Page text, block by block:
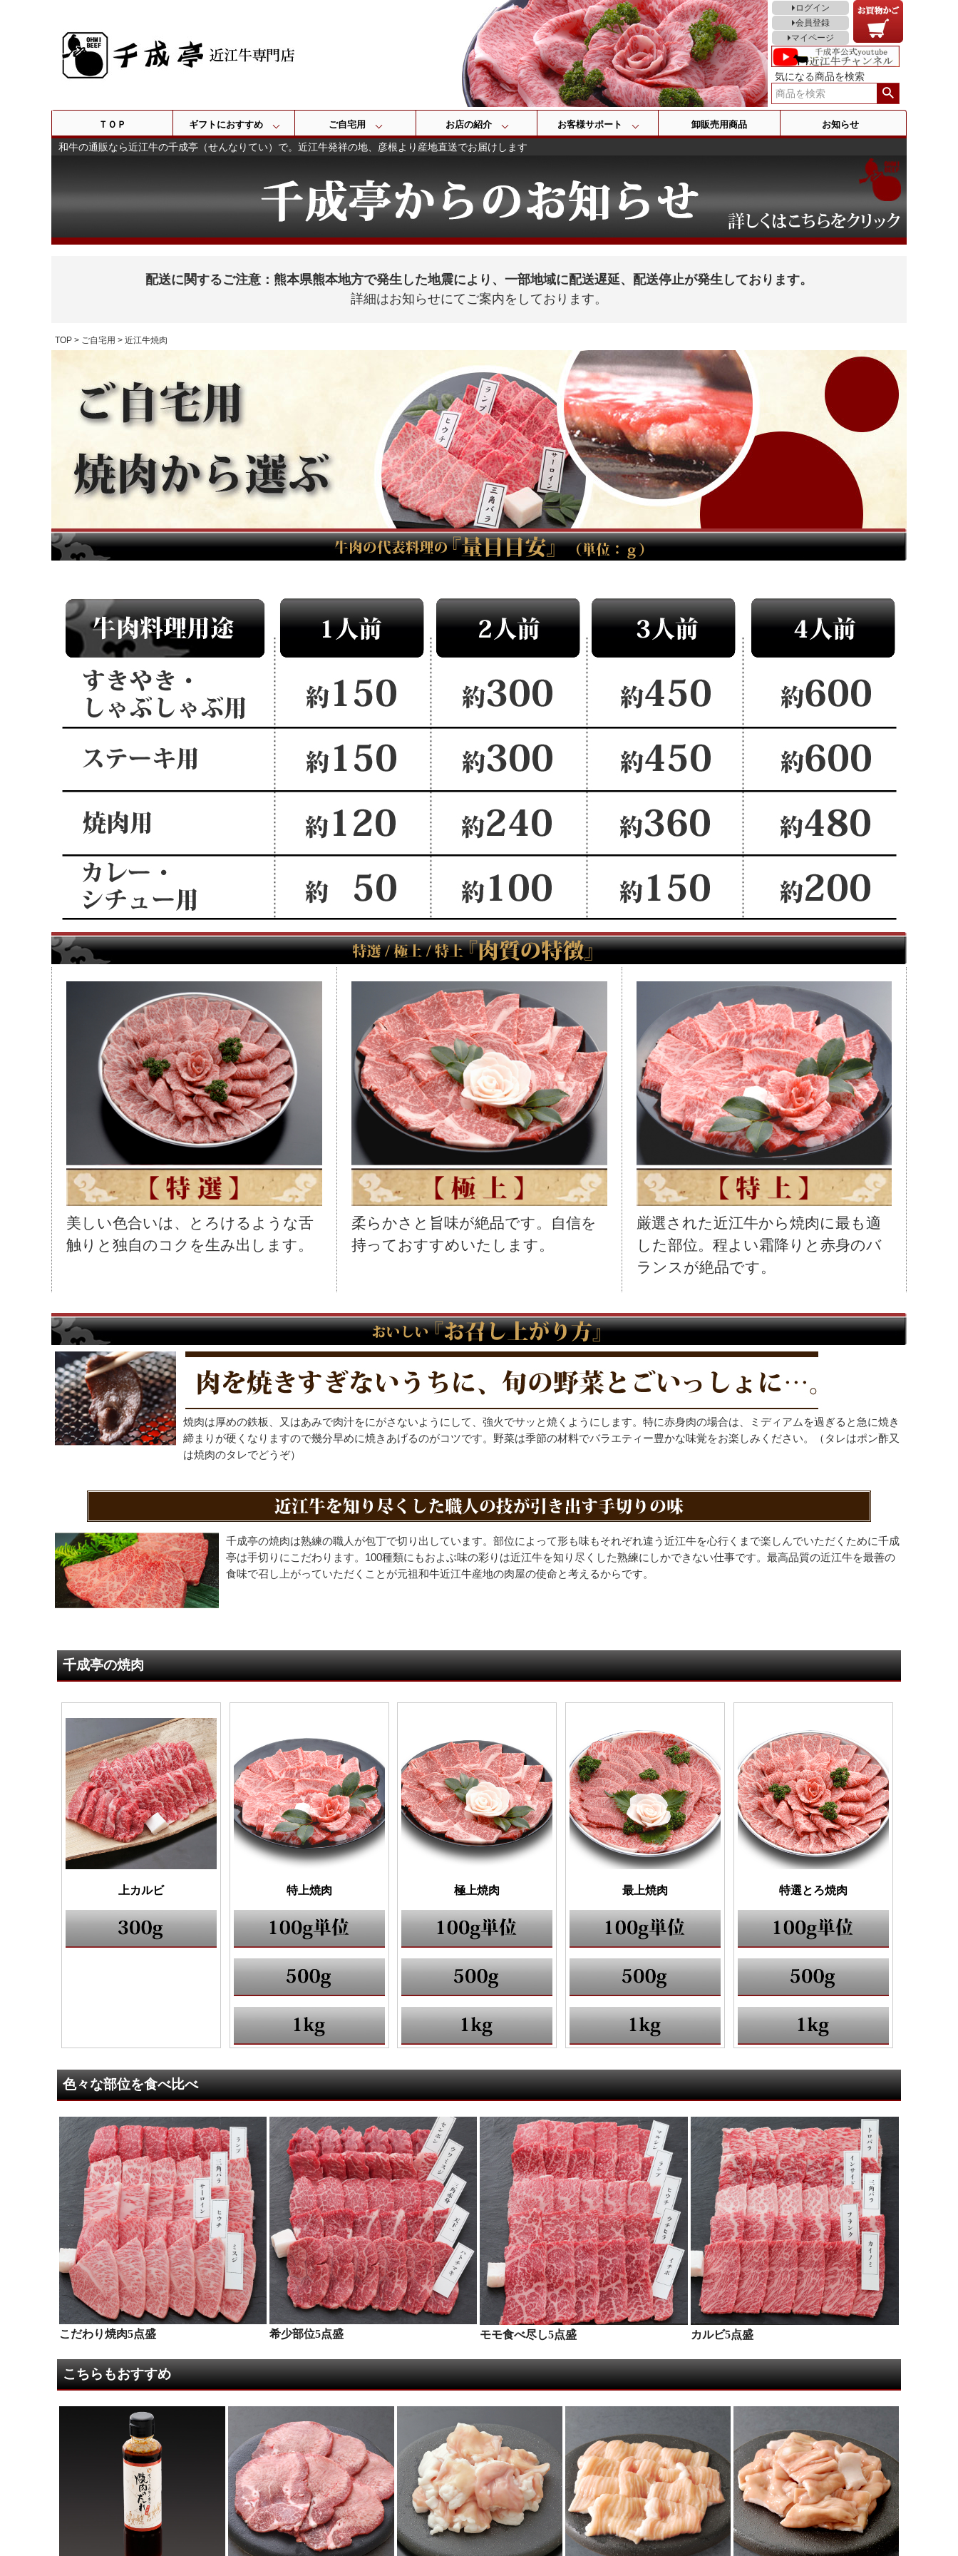
ログイン
会員登録
マイページ
気になる商品を検索
検索
ＴＯＰ ギフトにおすすめ ご自宅用 お店の紹介 お客様サポート 卸販売用商品 お知らせ
和牛の通販なら近江牛の千成亭（せんなりてい）で。近江牛発祥の地、彦根より産地直送でお届けします
配送に関するご注意：熊本県熊本地方で発生した地震により、一部地域に配送遅延、配送停止が発生しております。
詳細はお知らせにてご案内をしております。
TOP ご自宅用 近江牛焼肉
美しい色合いは、とろけるような舌
触りと独自のコクを生み出します。
柔らかさと旨味が絶品です。自信を
持っておすすめいたします。
厳選された近江牛から焼肉に最も適
した部位。程よい霜降りと赤身のバ
ランスが絶品です。
焼肉は厚めの鉄板、又はあみで肉汁をにがさないようにして、強火でサッと焼くようにします。特に赤身肉の場合は、ミディアムを過ぎると急に焼き
締まりが硬くなりますので幾分早めに焼きあげるのがコツです。野菜は季節の材料でバラエティー豊かな味覚をお楽しみください。（タレはポン酢又
は焼肉のタレでどうぞ）
千成亭の焼肉は熟練の職人が包丁で切り出しています。部位によって形も味もそれぞれ違う近江牛を心行くまで楽しんでいただくために千成
亭は手切りにこだわります。100種類にもおよぶ味の彩りは近江牛を知り尽くした熟練にしかできない仕事です。最高品質の近江牛を最善の
食味で召し上がっていただくことが元祖和牛近江牛産地の肉屋の使命と考えるからです。